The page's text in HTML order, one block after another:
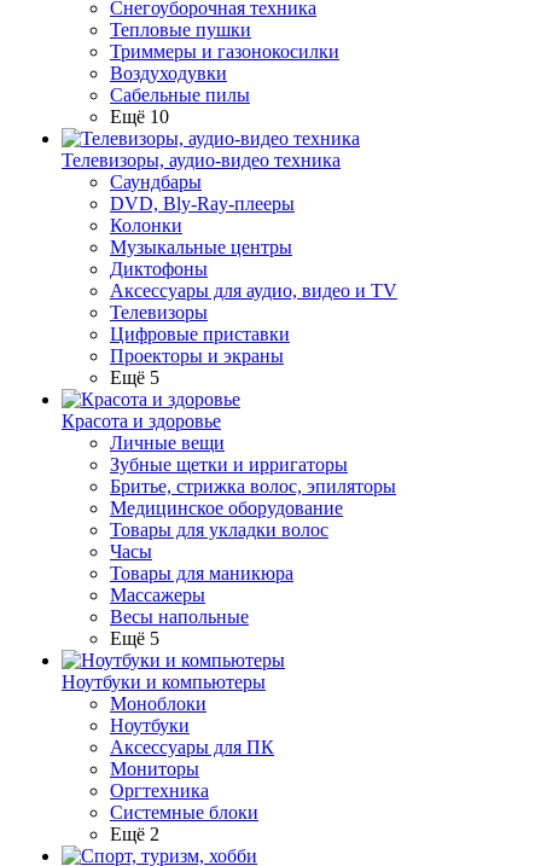
Снегоуборочная техника
Тепловые пушки
Триммеры и газонокосилки
Воздуходувки
Сабельные пилы
Ещё 10
Телевизоры, аудио-видео техника
Саундбары
DVD, Bly-Ray-плееры
Колонки
Музыкальные центры
Диктофоны
Аксессуары для аудио, видео и TV
Телевизоры
Цифровые приставки
Проекторы и экраны
Ещё 5
Красота и здоровье
Личные вещи
Зубные щетки и ирригаторы
Бритье, стрижка волос, эпиляторы
Медицинское оборудование
Товары для укладки волос
Часы
Товары для маникюра
Массажеры
Весы напольные
Ещё 5
Ноутбуки и компьютеры
Моноблоки
Ноутбуки
Аксессуары для ПК
Мониторы
Оргтехника
Системные блоки
Ещё 2